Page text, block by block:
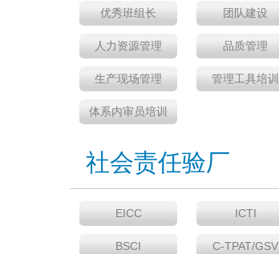
优秀班组长 团队建设
人力资源管理 品质管理
生产现场管理 管理工具培训
体系内审员培训
社会责任验厂
EICC ICTI
BSCI C-TPAT/GSV